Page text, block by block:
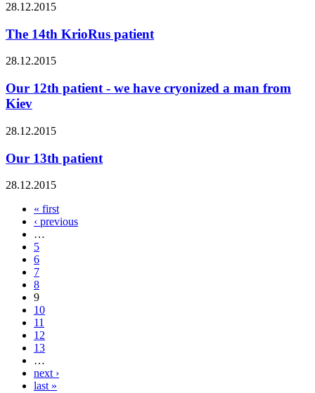
28.12.2015
The 14th KrioRus patient
28.12.2015
Our 12th patient - we have cryonized a man from
Kiev
28.12.2015
Our 13th patient
28.12.2015
Pages« first
‹ previous
…
5
6
7
8
9
10
11
12
13
…
next ›
last »